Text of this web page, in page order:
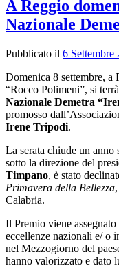
A Reggio
Nazionale
Pubblicato il 6 Settembre
Domenica 8 settembre,
“Rocco Polimeni”, si
Nazionale Demetra
promosso dall’
Irene Tripodi.
La serata chiude un anno
sotto la direzione del
Timpano, è stato
Primavera della Bellezza
Calabria.
Il Premio viene assegnato
eccellenze nazionali e/ o
nel Mezzogiorno del
hanno valorizzato e dato